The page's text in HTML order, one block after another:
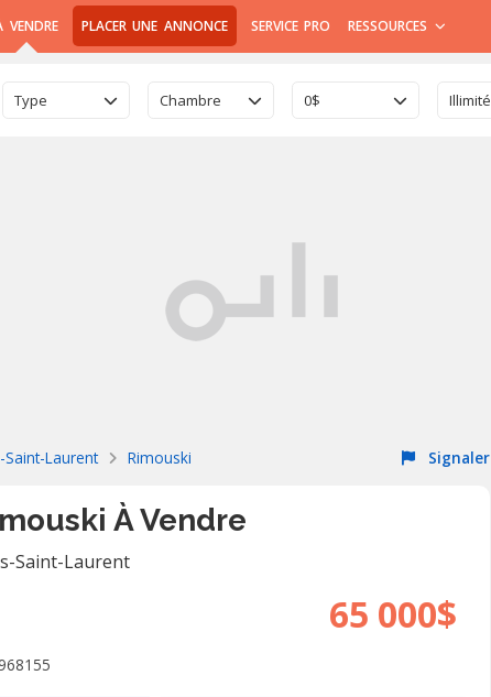
VENDRE PLACER UNE ANNONCE SERVICE PRO RESSOURCES
Type Chambre 0$ Illimité
Saint-Laurent Rimouski Signaler
À Vendre
Saint-Laurent
65 000$